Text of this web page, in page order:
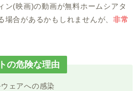
ン(映画)の動画が無料ホームシアタ
場合があるかもしれませんが、非常
の危険な理由
ェアへの感染